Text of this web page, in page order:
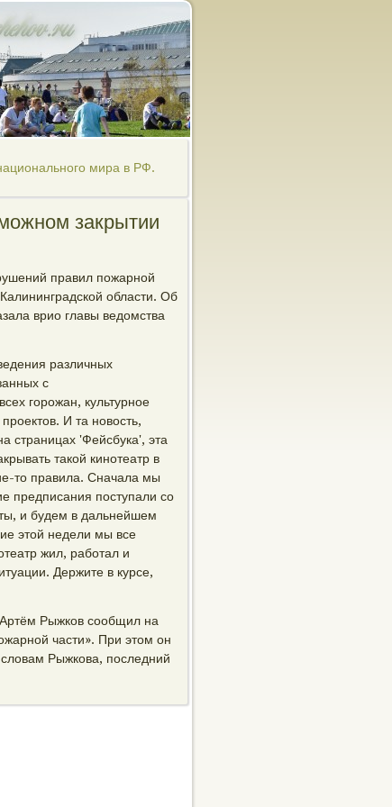
мира в РФ.
закрытии
правил пожарной
области. Об
врио главы ведомства
различных
с
горожан, культурное
И та новость,
страницах 'Фейсбука', эта
такой кинотеатр в
то правила. Сначала мы
предписания поступали со
и будем в дальнейшем
этой недели мы все
жил, работал и
Держите в курсе,
Рыжков сообщил на
части». При этом он
Рыжкова, последний